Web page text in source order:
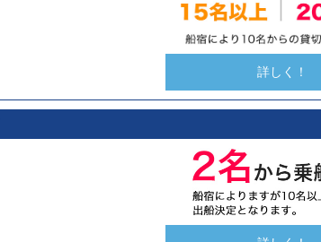
詳しく！